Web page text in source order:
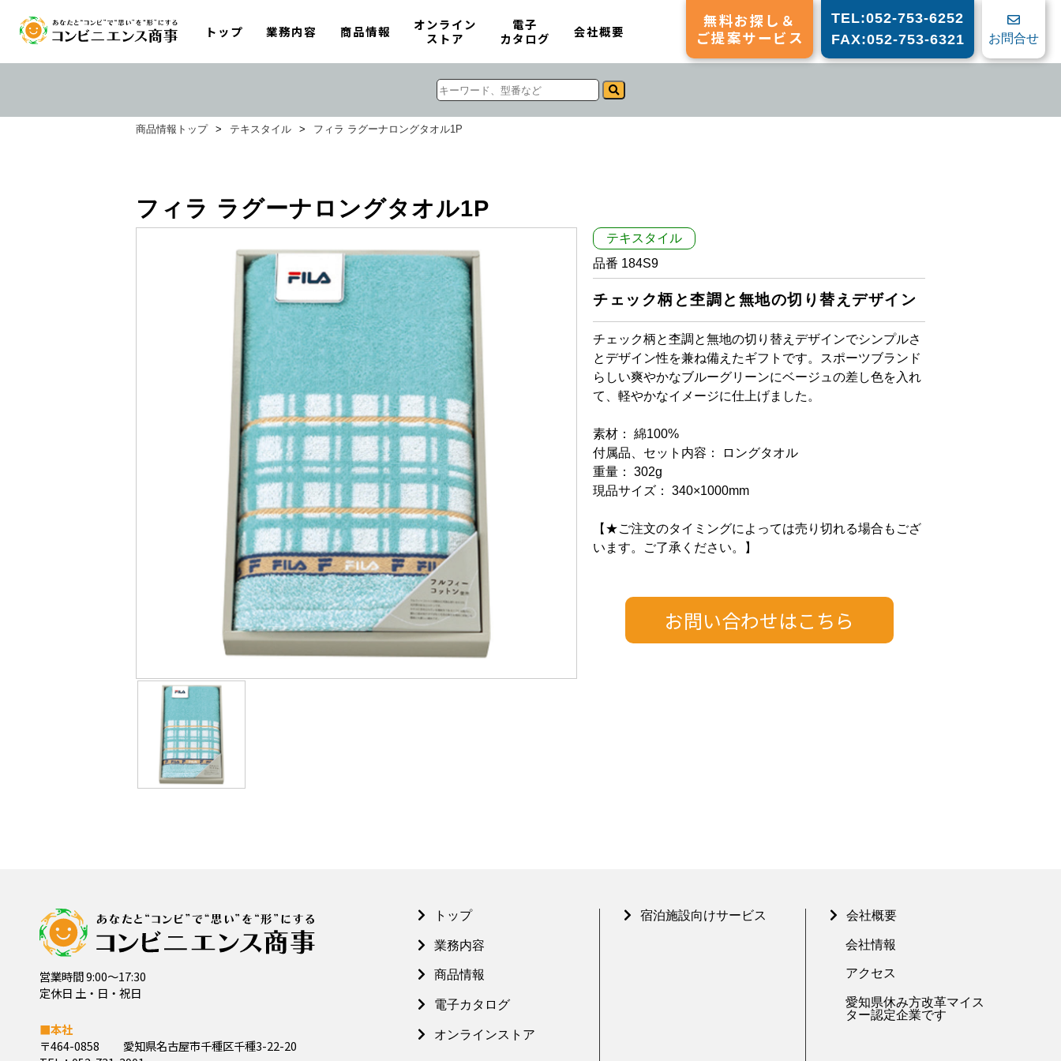
トップ 業務内容 商品情報
オンライン
ストア
電子
カタログ
会社概要
無料お探し＆
ご提案サービス
TEL:052-753-6252
FAX:052-753-6321
お問合せ
商品情報トップ > テキスタイル > フィラ ラグーナロングタオル1P
フィラ ラグーナロングタオル1P
テキスタイル
品番 184S9
チェック柄と杢調と無地の切り替えデザイン
チェック柄と杢調と無地の切り替えデザインでシンプルさ
とデザイン性を兼ね備えたギフトです。スポーツブランド
らしい爽やかなブルーグリーンにベージュの差し色を入れ
て、軽やかなイメージに仕上げました。
素材： 綿100%
付属品、セット内容： ロングタオル
重量： 302g
現品サイズ： 340×1000mm
【★ご注文のタイミングによっては売り切れる場合もござ
います。ご了承ください。】
営業時間 9:00～17:30
定休日 土・日・祝日
■本社
〒464-0858
愛知県名古屋市千種区千種3-22-20
トップ
業務内容
商品情報
電子カタログ
オンラインストア
宿泊施設向けサービス 会社概要
会社情報
アクセス
愛知県休み方改革マイス
ター認定企業です